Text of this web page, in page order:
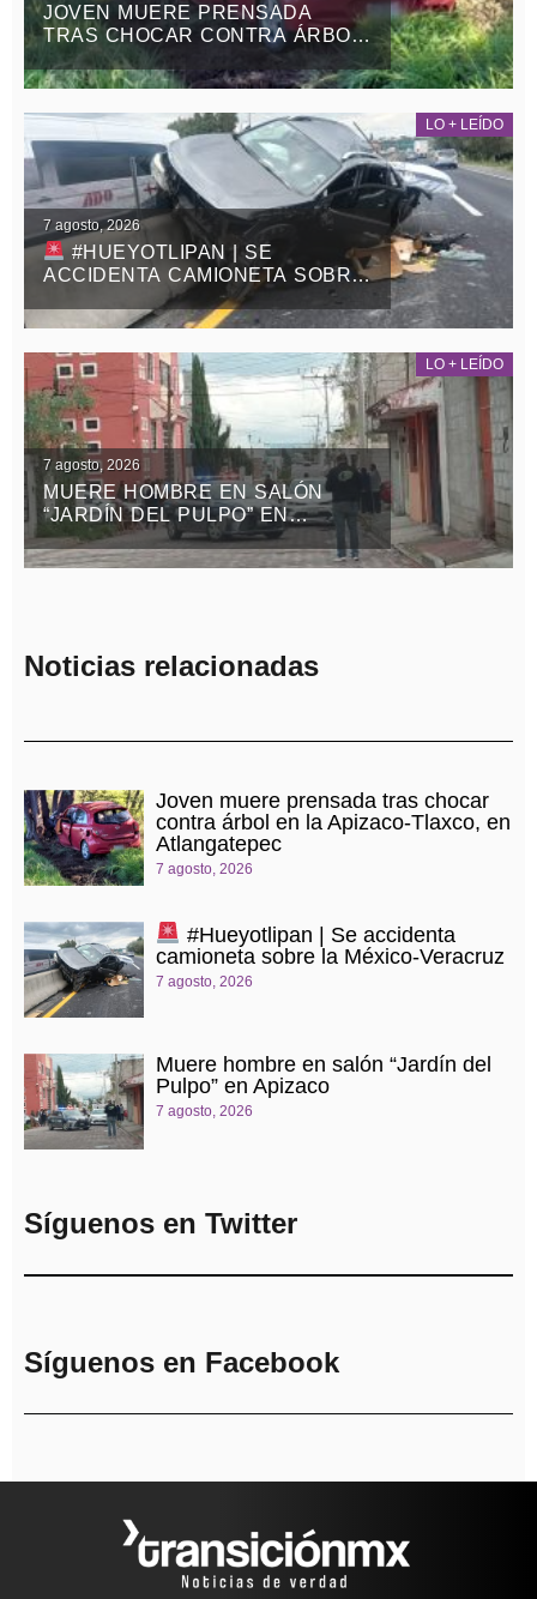
JOVEN MUERE PRENSADA
TRAS CHOCAR CONTRA ÁRBOL
EN LA APIZACO-TLAXCO, EN
ATLANGATEPEC
LO + LEÍDO
7 agosto, 2026
#HUEYOTLIPAN | SE
ACCIDENTA CAMIONETA SOBRE
LA MÉXICO-VERACRUZ
LO + LEÍDO
7 agosto, 2026
MUERE HOMBRE EN SALÓN
“JARDÍN DEL PULPO” EN
APIZACO
Noticias relacionadas
Joven muere prensada tras chocar
contra árbol en la Apizaco-Tlaxco, en
Atlangatepec
7 agosto, 2026
#Hueyotlipan | Se accidenta
camioneta sobre la México-Veracruz
7 agosto, 2026
Muere hombre en salón “Jardín del
Pulpo” en Apizaco
7 agosto, 2026
Síguenos en Twitter
Síguenos en Facebook